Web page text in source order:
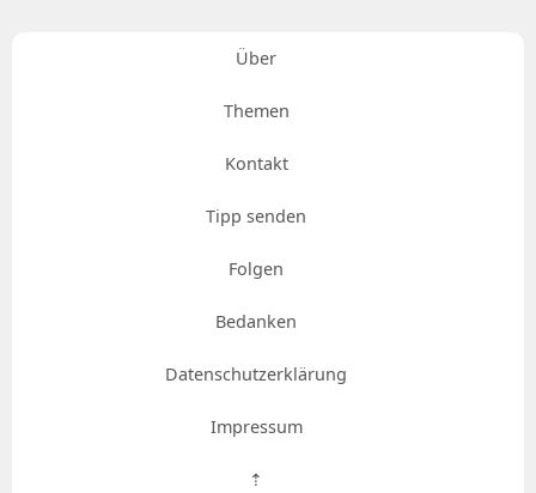
Über
Themen
Kontakt
Tipp senden
Folgen
Bedanken
Datenschutzerklärung
Impressum
⇡